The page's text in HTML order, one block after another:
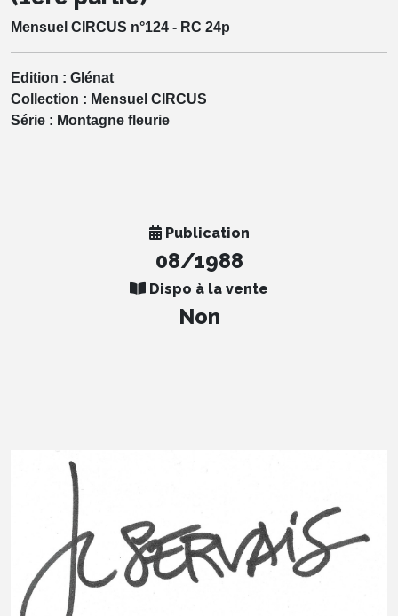
Mensuel CIRCUS n°124 - RC 24p
Edition : Glénat
Collection : Mensuel CIRCUS
Série : Montagne fleurie
Publication
08/1988
Dispo à la vente
Non